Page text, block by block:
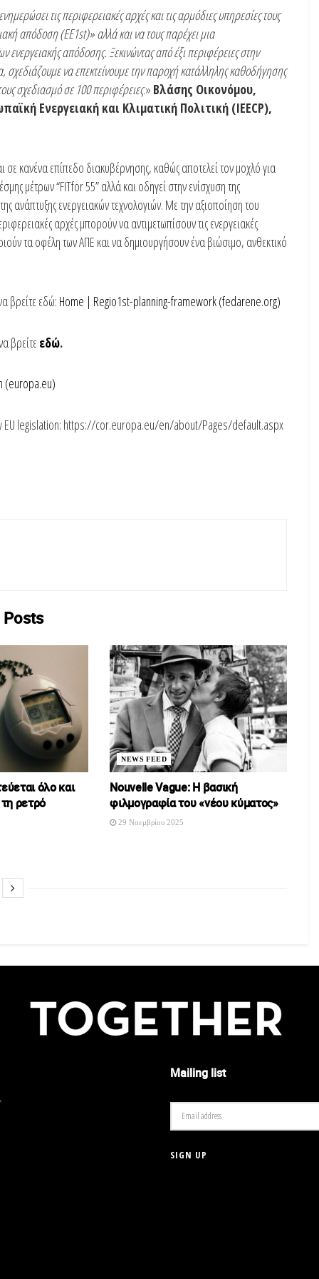
τις περιφερειακές αρχές και τις αρμόδιες υπηρεσίες τους
απόδοση (EE1st)» αλλά και να τους παρέχει μια
απόδοσης. Ξεκινώντας από έξι περιφέρειες στην
να επεκτείνουμε την παροχή κατάλληλης καθοδήγησης
σχεδιασμό σε 100 περιφέρειες.» Βλάσης Οικονόμου,
Ενεργειακή και Κλιματική Πολιτική (IEECP),
κανένα επίπεδο διακυβέρνησης, καθώς αποτελεί τον μοχλό για
μέτρων “FITfor 55” αλλά και οδηγεί στην ενίσχυση της
ανάπτυξης ενεργειακών τεχνολογιών. Με την αξιοποίηση του
αρχές μπορούν να αντιμετωπίσουν τις ενεργειακές
τα οφέλη των ΑΠΕ και να δημιουργήσουν ένα βιώσιμο, ανθεκτικό
βρείτε εδώ: Home | Regio1st-planning-framework (fedarene.org)
βρείτε εδώ.
(europa.eu)
legislation: https://cor.europa.eu/en/about/Pages/default.aspx
Posts
όλο και
ρετρό
NEWS FEED
Nouvelle Vague: Η βασική
φιλμογραφία του «νέου κύματος»
29 Νοεμβρίου 2025
Mailing list